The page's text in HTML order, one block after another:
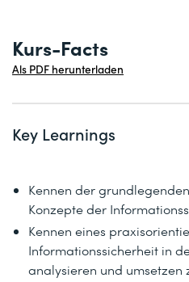
Kurs-Facts
Als PDF herunterladen
Key Learnings
Kennen der
Konzepte der
Kennen eines
Informationssicherheit in
analysieren und umsetzen